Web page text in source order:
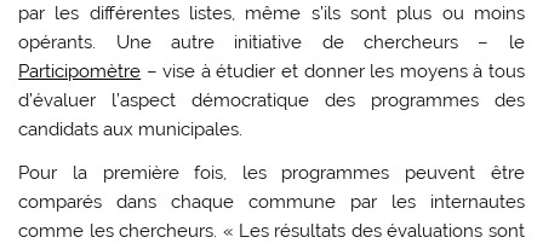
par les différentes listes, même s’ils sont plus ou moins
opérants. Une autre initiative de chercheurs – le
Participomètre – vise à étudier et donner les moyens à tous
d’évaluer l’aspect démocratique des programmes des
candidats aux municipales.
Pour la première fois, les programmes peuvent être
comparés dans chaque commune par les internautes
comme les chercheurs. « Les résultats des évaluations sont